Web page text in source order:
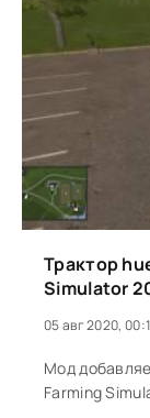
Трактор
Simulator
05 авг 2020,
Мод
Farming